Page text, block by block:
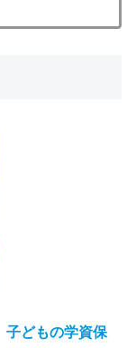
子どもの学資保